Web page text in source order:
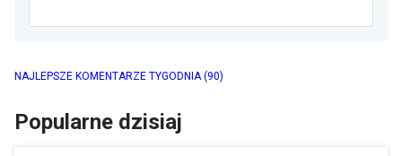
NAJLEPSZE KOMENTARZE TYGODNIA(90)
Popularne dzisiaj